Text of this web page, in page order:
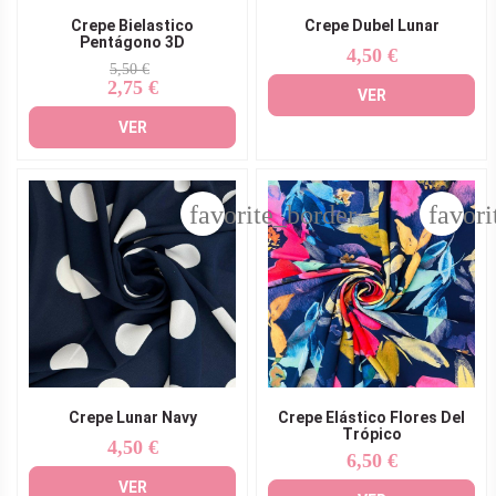
Crepe Bielastico
Pentágono 3D
Precio
base
5,50 €
Precio
2,75 €
VER
Crepe Dubel Lunar
Precio
4,50 €
VER
Crepe Lunar Navy
Precio
4,50 €
VER
favorite_border
Crepe Elástico Flores Del
Trópico
Precio
6,50 €